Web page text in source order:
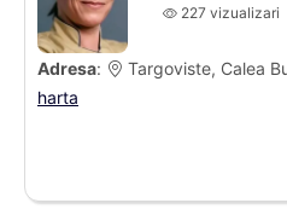
227 vizualizari
Adresa: Targoviste, Calea
harta